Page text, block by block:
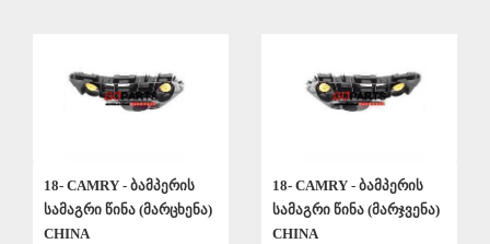
18- CAMRY - ბამპერის
სამაგრი წინა (მარცხენა)
CHINA
18- CAMRY - ბამპერის
სამაგრი წინა (მარჯვენა)
CHINA